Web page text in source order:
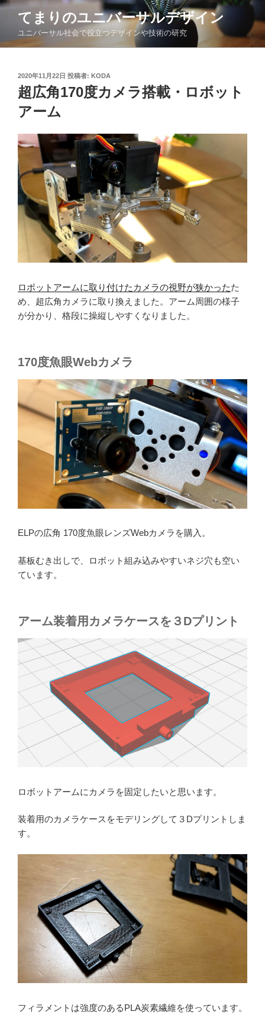
コ
ン
てまりのユニバーサルデザイン
ユニバーサル社会で役立つデザインや技術の研究
投
稿
日:
2020年11月22日 投稿者: KODA
超広角170度カメラ搭載・ロボット
アーム
ロボットアームに取り付けたカメラの視野が狭かったた
め、超広角カメラに取り換えました。アーム周囲の様子
が分かり、格段に操縦しやすくなりました。
170度魚眼Webカメラ
ELPの広角 170度魚眼レンズWebカメラを購入。
基板むき出しで、ロボット組み込みやすいネジ穴も空い
ています。
アーム装着用カメラケースを３Dプリント
ロボットアームにカメラを固定したいと思います。
装着用のカメラケースをモデリングして３Dプリントしま
す。
フィラメントは強度のあるPLA炭素繊維を使っています。